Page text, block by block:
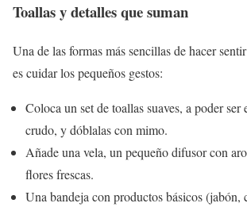
Toallas y detalles que suman
Una de las formas más sencillas de hacer
es cuidar los pequeños gestos:
Coloca un set de toallas suaves, a poder
crudo, y dóblalas con mimo.
Añade una vela, un pequeño difusor con
flores frescas.
Una bandeja con productos básicos (jabón,